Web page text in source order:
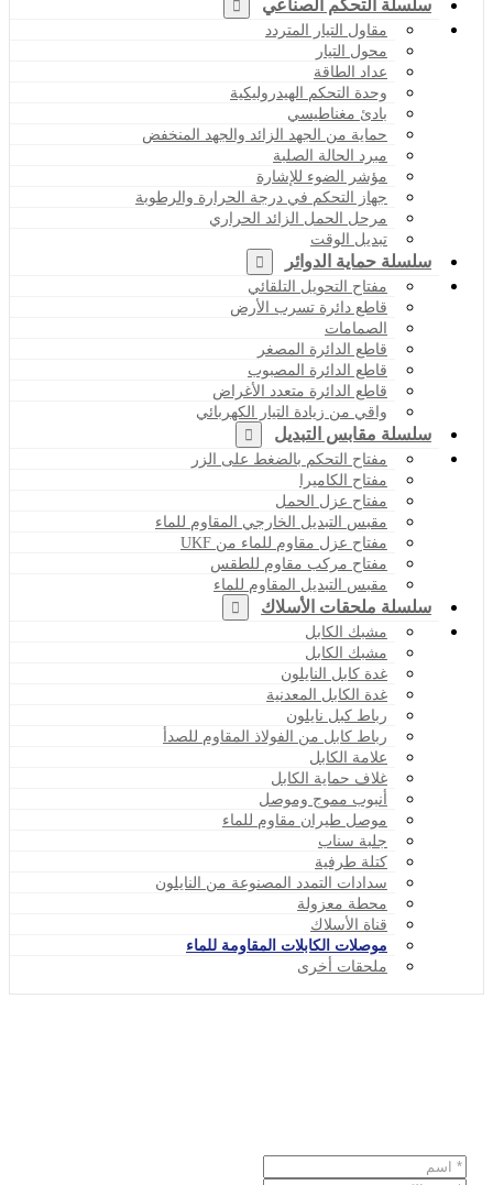
سلسلة التحكم الصناعي
مقاول التيار المتردد
محول التيار
عداد الطاقة
وحدة التحكم الهيدروليكية
بادئ مغناطيسي
حماية من الجهد الزائد والجهد المنخفض
مبرد الحالة الصلبة
مؤشر الضوء للإشارة
جهاز التحكم في درجة الحرارة والرطوبة
مرحل الحمل الزائد الحراري
تبديل الوقت
سلسلة حماية الدوائر
مفتاح التحويل التلقائي
قاطع دائرة تسرب الأرض
الصمامات
قاطع الدائرة المصغر
قاطع الدائرة المصبوب
قاطع الدائرة متعدد الأغراض
واقي من زيادة التيار الكهربائي
سلسلة مقابس التبديل
مفتاح التحكم بالضغط على الزر
مفتاح الكاميرا
مفتاح عزل الحمل
مقبس التبديل الخارجي المقاوم للماء
مفتاح عزل مقاوم للماء من UKF
مفتاح مركب مقاوم للطقس
مقبس التبديل المقاوم للماء
سلسلة ملحقات الأسلاك
مشبك الكابل
مشبك الكابل
غدة كابل النايلون
غدة الكابل المعدنية
رباط كبل نايلون
رباط كابل من الفولاذ المقاوم للصدأ
علامة الكابل
غلاف حماية الكابل
أنبوب مموج وموصل
موصل طيران مقاوم للماء
جلبة سناب
كتلة طرفية
سدادات التمدد المصنوعة من النايلون
محطة معزولة
قناة الأسلاك
موصلات الكابلات المقاومة للماء
ملحقات أخرى